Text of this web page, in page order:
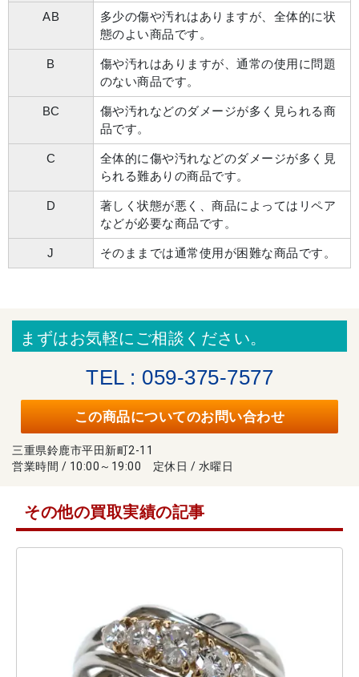
AB
多少の傷や汚れはありますが、全体的に状
態のよい商品です。
B
傷や汚れはありますが、通常の使用に問題
のない商品です。
BC
傷や汚れなどのダメージが多く見られる商
品です。
C
全体的に傷や汚れなどのダメージが多く見
られる難ありの商品です。
D
著しく状態が悪く、商品によってはリペア
などが必要な商品です。
J そのままでは通常使用が困難な商品です。
まずはお気軽にご相談ください。
TEL : 059-375-7577
この商品についてのお問い合わせ
三重県鈴鹿市平田新町2-11
営業時間 / 10:00～19:00 定休日 / 水曜日
その他の買取実績の記事